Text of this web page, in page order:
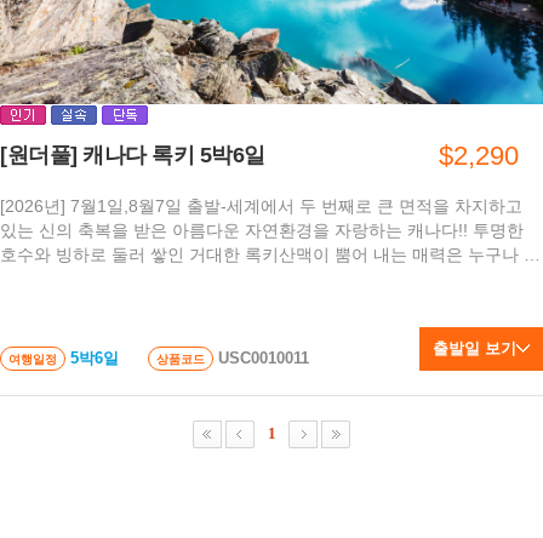
[원더풀] 캐나다 록키 5박6일
[2026년] 7월1일,8월7일 출발-세계에서 두 번째로 큰 면적을 차지하고
있는 신의 축복을 받은 아름다운 자연환경을 자랑하는 캐나다!! 투명한
호수와 빙하로 둘러 쌓인 거대한 록키산맥이 뿜어 내는 매력은 누구나 한
여행일정 5박6일 상품코드 USC0010011
$2,290
출발일 보기
1